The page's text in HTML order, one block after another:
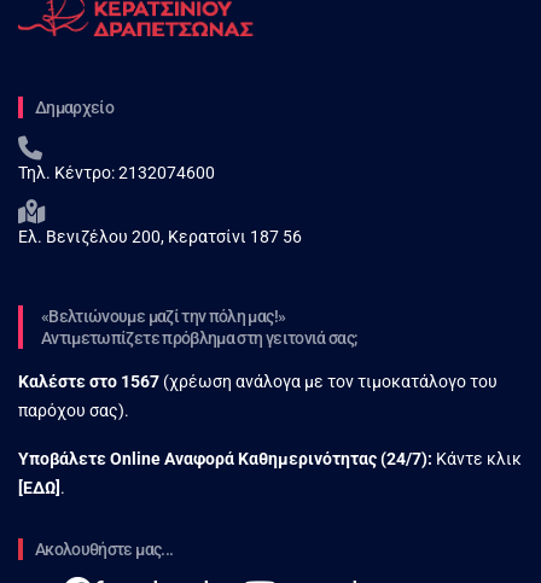
Δημαρχείο
Τηλ. Κέντρο:2132074600
Ελ. Βενιζέλου 200, Κερατσίνι 187 56
«Βελτιώνουμε μαζί την πόλη μας!»
Αντιμετωπίζετε πρόβλημα στη γειτονιά σας;
Καλέστε στο 1567 (χρέωση ανάλογα με τον τιμοκατάλογο του
παρόχου σας).
Υποβάλετε Online Αναφορά Kαθημερινότητας (24/7): Κάντε κλικ
[ΕΔΩ] .
Ακολουθήστε μας...